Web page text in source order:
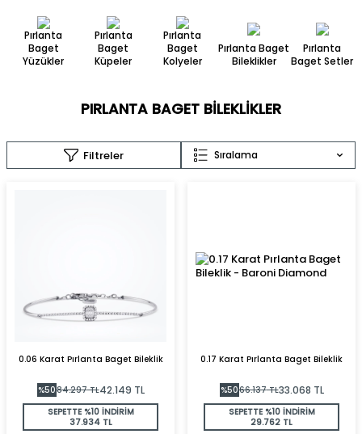
Pırlanta
Baget
Yüzükler
Pırlanta
Baget
Küpeler
Pırlanta
Baget
Kolyeler
Pırlanta Baget
Bileklikler
Pırlanta
Baget Setler
PIRLANTA BAGET BILEKLIKLER
Filtreler Sıralama
0.06 Karat Pırlanta Baget Bileklik
%5084.297TL42.149 TL
SEPETTE %10 İNDİRİM
37.934 TL
0.17 Karat Pırlanta Baget Bileklik
%5066.137TL33.068 TL
SEPETTE %10 İNDİRİM
29.762 TL